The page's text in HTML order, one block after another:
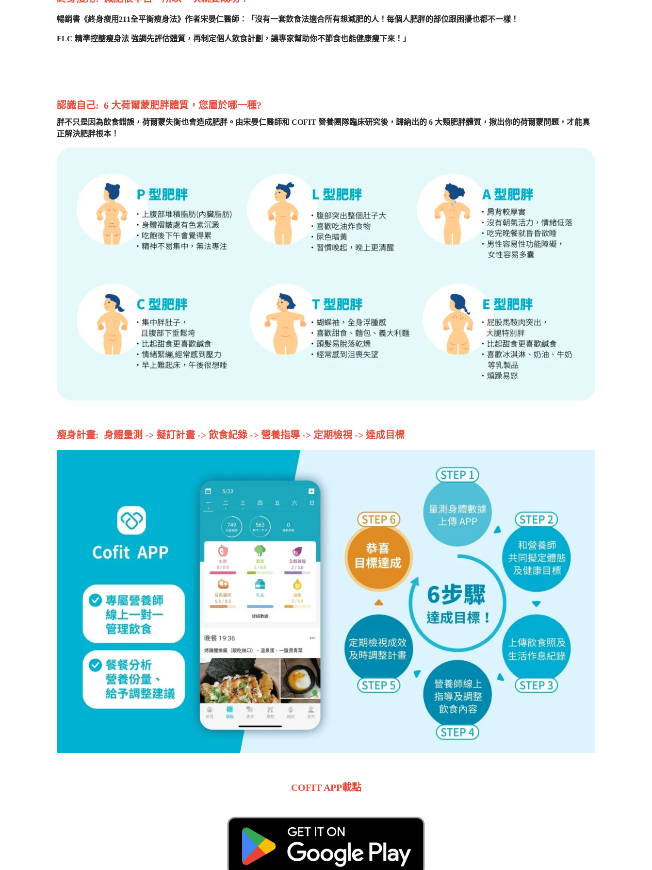
暢銷書《終身瘦用211全平衡瘦身法》作者宋晏仁醫師：「沒有一套飲食法適合所有想減肥的人！每個人肥胖的部位跟困擾也都不一樣！
FLC 精準控醣瘦身法 強調先評估體質，再制定個人飲食計劃，讓專家幫助你不節食也能健康瘦下來！ 」
認識自己: 6 大荷爾蒙肥胖體質，您屬於哪一種?
胖不只是因為飲食錯誤，荷爾蒙失衡也會造成肥胖。由宋晏仁醫師和 COFIT 營養團隊臨床研究後，歸納出的 6 大類肥胖體質，揪出你的荷爾蒙問題，才能真
正解決肥胖根本！
瘦身計畫: 身體量測 -> 擬訂計畫 -> 飲食紀錄 -> 營養指導 -> 定期檢視 -> 達成目標
COFIT APP載點